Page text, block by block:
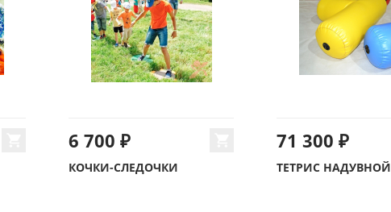
6 700 ₽
КОЧКИ-СЛЕДОЧКИ
71 300 ₽
ТЕТРИС НАДУВНОЙ